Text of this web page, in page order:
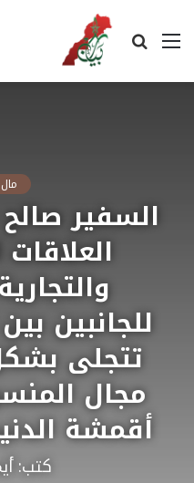
القائمة بحث
السفير
للجانبين
تتجلى
مجال
أقمشة
كتب: